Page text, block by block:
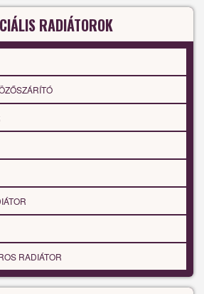
RADIÁTOROK
RADIÁTOR